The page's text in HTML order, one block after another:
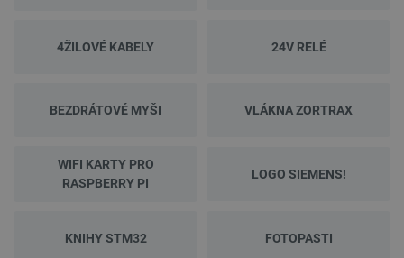
4ŽILOVÉ KABELY 24V RELÉ
BEZDRÁTOVÉ MYŠI VLÁKNA ZORTRAX
WIFI KARTY PRO
RASPBERRY PI
LOGO SIEMENS!
KNIHY STM32 FOTOPASTI